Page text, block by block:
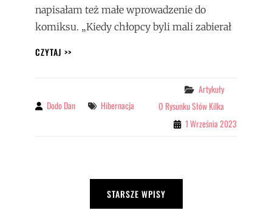
napisałam też małe wprowadzenie do
komiksu. „Kiedy chłopcy byli mali zabierał
CZYTAJ >>
POSTACI
By Dodo Dan Tags
Hibernacja
Categories
Artykuły
O Rysunku Słów Kilka
1 Września 2023
STARSZE WPISY